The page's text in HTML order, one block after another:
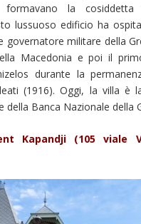
formavano la cosiddetta
lussuoso edificio ha
governatore militare della
Macedonia e poi il
durante la
(1916). Oggi, la villa è
della Banca Nazionale della
Kapandji (105 viale